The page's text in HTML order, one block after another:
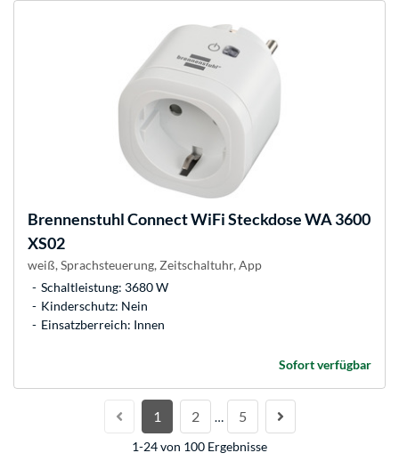
BrennenstuhlConnect WiFi Steckdose WA 3600
XS02
weiß, Sprachsteuerung, Zeitschaltuhr, App
Schaltleistung: 3680 W
Kinderschutz: Nein
Einsatzberreich: Innen
Sofort verfügbar
1 2 … 5
1-24 von 100 Ergebnisse